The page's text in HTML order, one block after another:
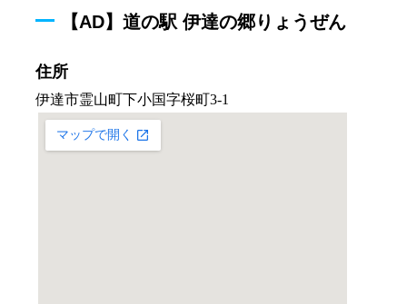
【AD】道の駅 伊達の郷りょうぜん
住所